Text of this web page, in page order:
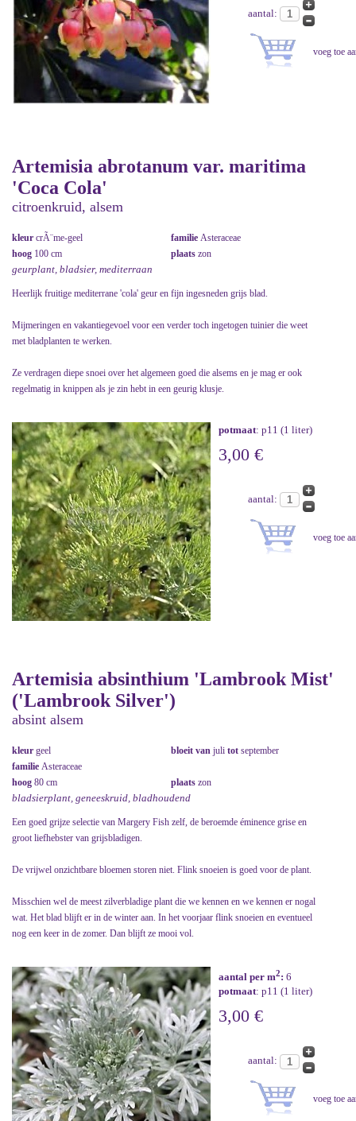
aantal:
Artemisia abrotanum var. maritima
'Coca Cola'
citroenkruid, alsem
kleur crÃ¨me-geel familie Asteraceae
hoog 100 cm plaats zon
geurplant, bladsier, mediterraan
Heerlijk fruitige mediterrane 'cola' geur en fijn ingesneden grijs blad.
Mijmeringen en vakantiegevoel voor een verder toch ingetogen tuinier die weet
met bladplanten te werken.
Ze verdragen diepe snoei over het algemeen goed die alsems en je mag er ook
regelmatig in knippen als je zin hebt in een geurig klusje.
potmaat: p11 (1 liter)
3,00 €
aantal:
Artemisia absinthium 'Lambrook Mist'
('Lambrook Silver')
absint alsem
kleur geel bloeit van juli tot september
familie Asteraceae
hoog 80 cm plaats zon
bladsierplant, geneeskruid, bladhoudend
Een goed grijze selectie van Margery Fish zelf, de beroemde éminence grise en
groot liefhebster van grijsbladigen.
De vrijwel onzichtbare bloemen storen niet. Flink snoeien is goed voor de plant.
Misschien wel de meest zilverbladige plant die we kennen en we kennen er nogal
wat. Het blad blijft er in de winter aan. In het voorjaar flink snoeien en eventueel
nog een keer in de zomer. Dan blijft ze mooi vol.
aantal per m2: 6
potmaat: p11 (1 liter)
3,00 €
aantal: